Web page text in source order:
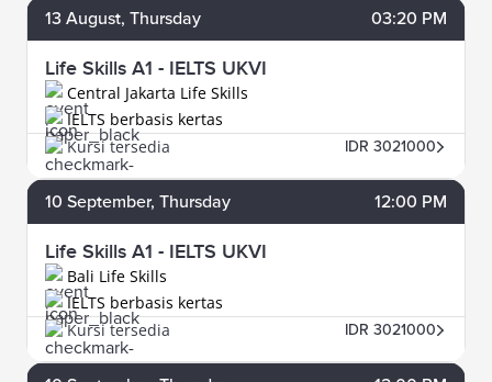
13 August, Thursday 03:20 PM
Life Skills A1 - IELTS UKVI
Central Jakarta Life Skills
IELTS berbasis kertas
Kursi tersedia
IDR 3021000
10 September, Thursday 12:00 PM
Life Skills A1 - IELTS UKVI
Bali Life Skills
IELTS berbasis kertas
Kursi tersedia
IDR 3021000